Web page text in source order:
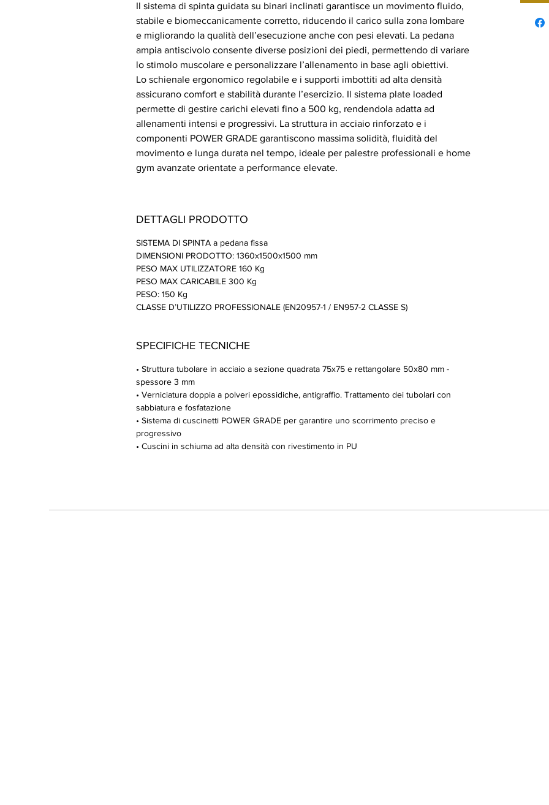
Il sistema di spinta guidata su binari inclinati garantisce un movimento fluido,
stabile e biomeccanicamente corretto, riducendo il carico sulla zona lombare
e migliorando la qualità dell’esecuzione anche con pesi elevati. La pedana
ampia antiscivolo consente diverse posizioni dei piedi, permettendo di variare
lo stimolo muscolare e personalizzare l’allenamento in base agli obiettivi.
Lo schienale ergonomico regolabile e i supporti imbottiti ad alta densità
assicurano comfort e stabilità durante l’esercizio. Il sistema plate loaded
permette di gestire carichi elevati fino a 500 kg, rendendola adatta ad
allenamenti intensi e progressivi. La struttura in acciaio rinforzato e i
componenti POWER GRADE garantiscono massima solidità, fluidità del
movimento e lunga durata nel tempo, ideale per palestre professionali e home
gym avanzate orientate a performance elevate.
DETTAGLI PRODOTTO
SISTEMA DI SPINTA a pedana fissa
DIMENSIONI PRODOTTO: 1360x1500x1500 mm
PESO MAX UTILIZZATORE 160 Kg
PESO MAX CARICABILE 300 Kg
PESO: 150 Kg
CLASSE D’UTILIZZO PROFESSIONALE (EN20957-1 / EN957-2 CLASSE S)
SPECIFICHE TECNICHE
• Struttura tubolare in acciaio a sezione quadrata 75x75 e rettangolare 50x80 mm -
spessore 3 mm
• Verniciatura doppia a polveri epossidiche, antigraffio. Trattamento dei tubolari con
sabbiatura e fosfatazione
• Sistema di cuscinetti POWER GRADE per garantire uno scorrimento preciso e
progressivo
• Cuscini in schiuma ad alta densità con rivestimento in PU